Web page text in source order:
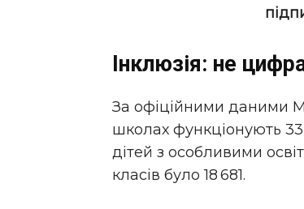
Інклюзія: не
За офіційними даними
школах функціонують 33
дітей з особливими
класів було 18 681.